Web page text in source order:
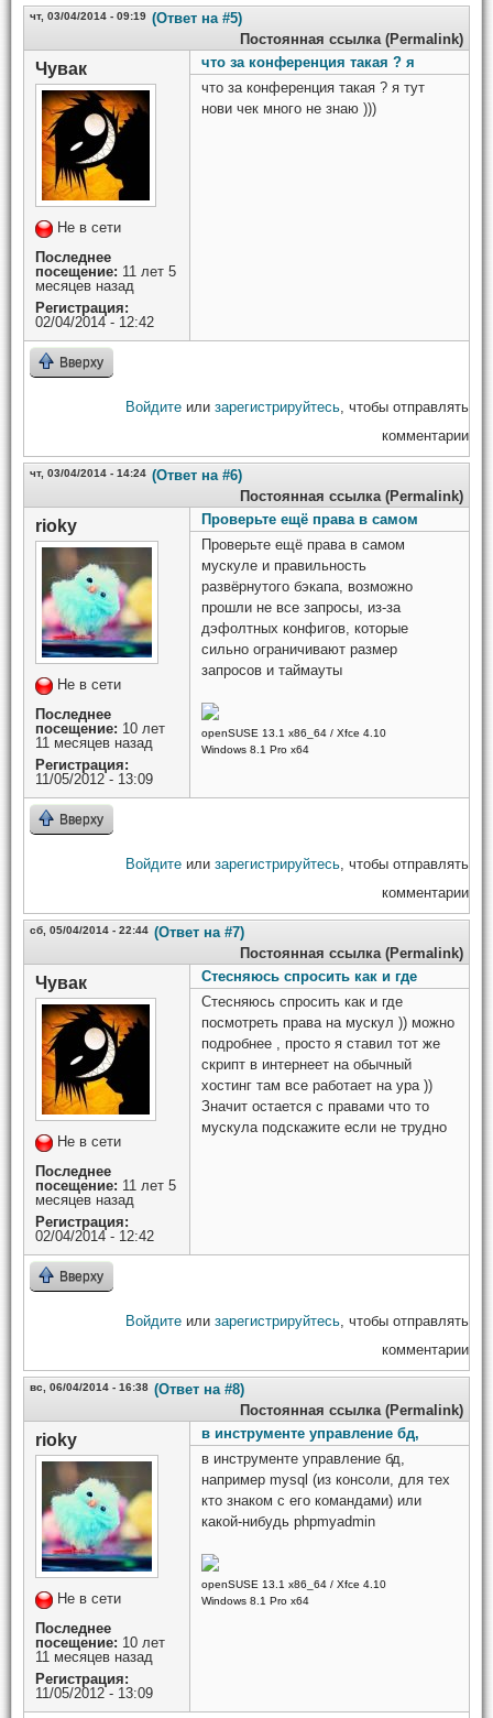
чт, 03/04/2014 - 09:19 (Ответ на #5)
Постоянная ссылка (Permalink)
Чувак
Не в сети
Последнее
посещение: 11 лет 5
месяцев назад
Регистрация:
02/04/2014 - 12:42
что за конференция такая ? я
что за конференция такая ? я тут
нови чек много не знаю )))
Вверху
Войдите или зарегистрируйтесь, чтобы отправлять
комментарии
чт, 03/04/2014 - 14:24 (Ответ на #6)
Постоянная ссылка (Permalink)
rioky
Не в сети
Последнее
посещение: 10 лет
11 месяцев назад
Регистрация:
11/05/2012 - 13:09
Проверьте ещё права в самом
Проверьте ещё права в самом
мускуле и правильность
развёрнутого бэкапа, возможно
прошли не все запросы, из-за
дэфолтных конфигов, которые
сильно ограничивают размер
запросов и таймауты
openSUSE 13.1 x86_64 / Xfce 4.10
Windows 8.1 Pro x64
Вверху
Войдите или зарегистрируйтесь, чтобы отправлять
комментарии
сб, 05/04/2014 - 22:44 (Ответ на #7)
Постоянная ссылка (Permalink)
Чувак
Не в сети
Последнее
посещение: 11 лет 5
месяцев назад
Регистрация:
02/04/2014 - 12:42
Стесняюсь спросить как и где
Стесняюсь спросить как и где
посмотреть права на мускул )) можно
подробнее , просто я ставил тот же
скрипт в интернеет на обычный
хостинг там все работает на ура ))
Значит остается с правами что то
мускула подскажите если не трудно
Вверху
Войдите или зарегистрируйтесь, чтобы отправлять
комментарии
вс, 06/04/2014 - 16:38 (Ответ на #8)
Постоянная ссылка (Permalink)
rioky
Не в сети
Последнее
посещение: 10 лет
11 месяцев назад
Регистрация:
11/05/2012 - 13:09
в инструменте управление бд,
в инструменте управление бд,
например mysql (из консоли, для тех
кто знаком с его командами) или
какой-нибудь phpmyadmin
openSUSE 13.1 x86_64 / Xfce 4.10
Windows 8.1 Pro x64